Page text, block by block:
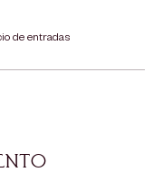
de entradas